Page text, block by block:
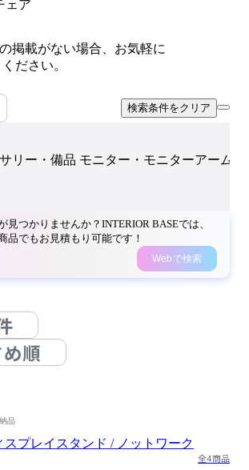
ェア
掲載がない場合、お気軽に
ください。
検索条件をクリア
リー・備品 モニター・モニターアーム
見つかりませんか？INTERIOR BASEでは、
品でもお見積もり可能です！
Webで検索
順
品
全4商品